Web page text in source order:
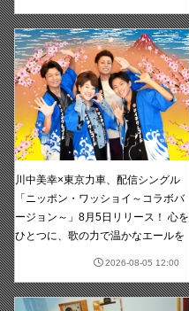
川中美幸×東京力車、配信シングル
「ニッポン・ワッショイ～コラボバ
ージョン～」8月5日リリース！ 心を
ひとつに、歌の力で温かなエールを
2026-08-05 12:00